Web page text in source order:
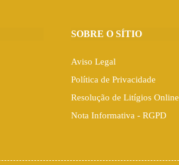
SOBRE O SÍTIO
Aviso Legal
Política de Privacidade
Resolução de Litígios Online
Nota Informativa - RGPD